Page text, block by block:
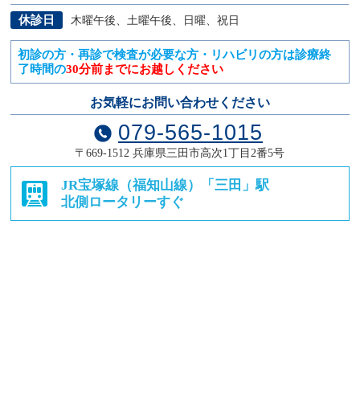
休診日 木曜午後、土曜午後、日曜、祝日
初診の方・再診で検査が必要な方・リハビリの方は診療終
了時間の30分前までにお越しください
お気軽にお問い合わせください
079-565-1015
〒669-1512兵庫県三田市高次1丁目2番5号
JR宝塚線（福知山線）
「三田」駅
北側ロータリーすぐ